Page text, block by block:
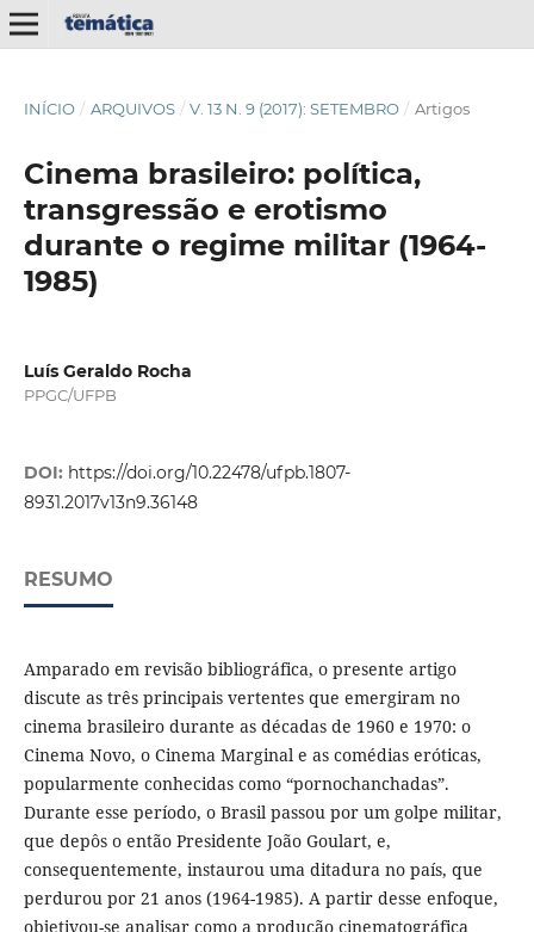
INÍCIO / ARQUIVOS / V. 13 N. 9 (2017): SETEMBRO / Artigos
Cinema brasileiro: política,
transgressão e erotismo
durante o regime militar (1964-
1985)
Luís Geraldo Rocha
PPGC/UFPB
DOI: https://doi.org/10.22478/ufpb.1807-
8931.2017v13n9.36148
RESUMO
Amparado em revisão bibliográfica, o presente artigo
discute as três principais vertentes que emergiram no
cinema brasileiro durante as décadas de 1960 e 1970: o
Cinema Novo, o Cinema Marginal e as comédias eróticas,
popularmente conhecidas como “pornochanchadas”.
Durante esse período, o Brasil passou por um golpe militar,
que depôs o então Presidente João Goulart, e,
consequentemente, instaurou uma ditadura no país, que
perdurou por 21 anos (1964-1985). A partir desse enfoque,
objetivou-se analisar como a produção cinematográfica